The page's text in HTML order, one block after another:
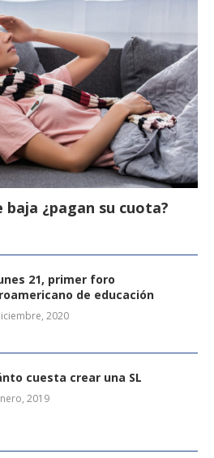
¿pagan su cuota?
21, primer foro
de educación
2020
cuesta crear una SL
2019